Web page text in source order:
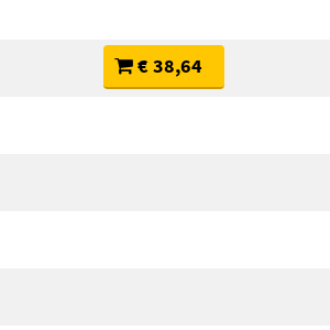
€ 38,64